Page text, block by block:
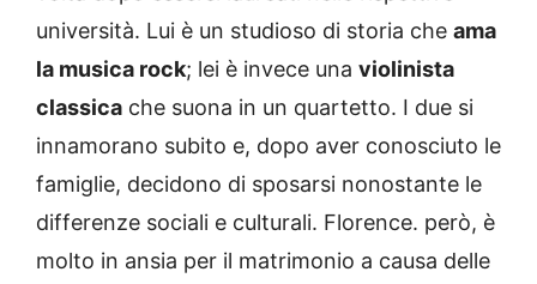
università. Lui è un studioso di storia che ama
la musica rock; lei è invece una violinista
classica che suona in un quartetto. I due si
innamorano subito e, dopo aver conosciuto le
famiglie, decidono di sposarsi nonostante le
differenze sociali e culturali. Florence. però, è
molto in ansia per il matrimonio a causa delle